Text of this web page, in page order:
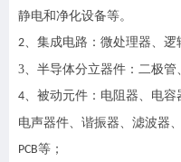
静电和净化设备等。
2、 集成电路： 微处理器、逻
3、 半导体分立器件：二极管
4、 被动元件：电阻器、电容
电声器件、谐振器、滤波器
PCB等；